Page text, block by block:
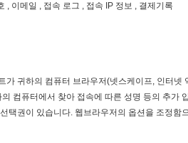
, 이메일 , 접속 로그 , 접속 IP 정보 , 결제기록
귀하의 컴퓨터 브라우저(넷스케이프, 인터
컴퓨터에서 찾아 접속에 따른 성명 등의 추가
권이 있습니다. 웹브라우저의 옵션을 조정